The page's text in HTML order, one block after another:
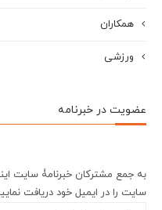
همکاران
ورزشی
عضویت در خبرنامه
به جمع مشترکان خبرنامۀ سایت
سایت را در ایمیل خود دریافت